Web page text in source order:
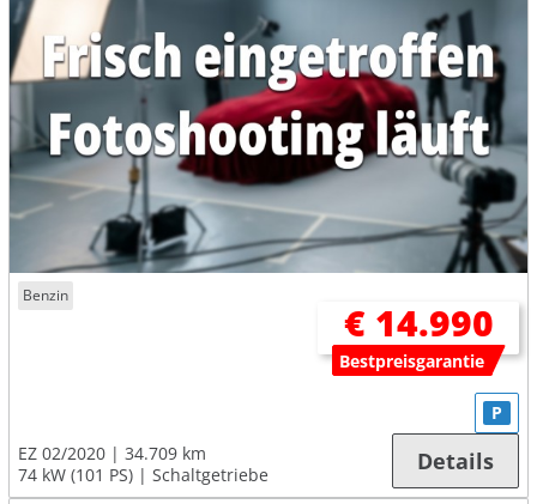
Benzin
€ 14.990
Bestpreisgarantie
EZ 02/2020
34.709 km
74 kW (101 PS)
Schaltgetriebe
P
Details